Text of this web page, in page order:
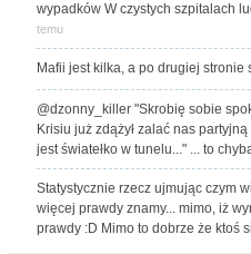
wypadków W czystych szpitalach
temu
Mafii jest kilka, a po drugiej stronie
@dzonny_killer "Skrobię sobie
Krisiu już zdążył zalać nas
jest światełko w tunelu..." ... to
Statystycznie rzecz ujmując czym
więcej prawdy znamy... mimo, iż
prawdy :D Mimo to dobrze że ktoś